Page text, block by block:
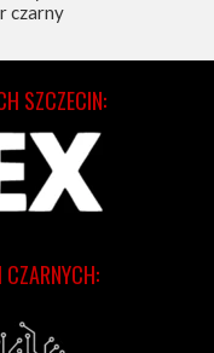
czarny
CZARNYCH:
SZCZECIN: